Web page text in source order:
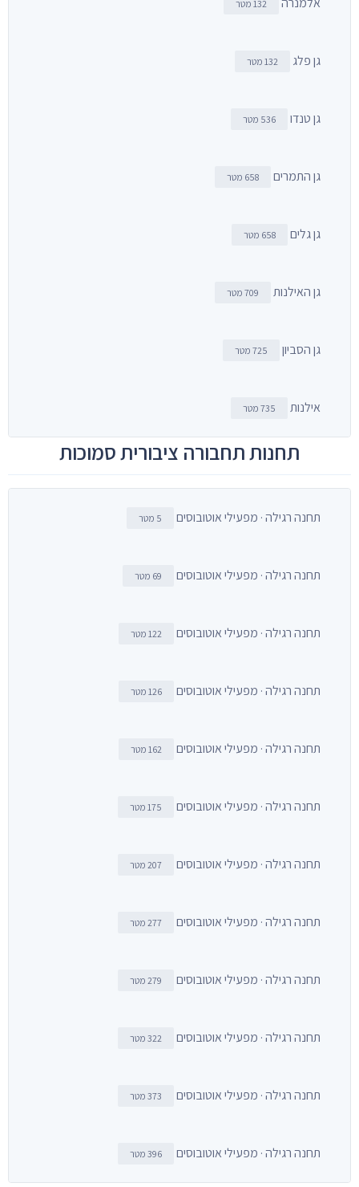
132 מטר
גן פלג 132 מטר
גן טנדו 536 מטר
גן התמרים 658 מטר
גן גלים 658 מטר
גן האילנות 709 מטר
גן הסביון 725 מטר
אילנות 735 מטר
תחנות תחבורה ציבורית סמוכות
תחנה רגילה · מפעילי אוטובוסים 5 מטר
תחנה רגילה · מפעילי אוטובוסים 69 מטר
תחנה רגילה · מפעילי אוטובוסים 122 מטר
תחנה רגילה · מפעילי אוטובוסים 126 מטר
תחנה רגילה · מפעילי אוטובוסים 162 מטר
תחנה רגילה · מפעילי אוטובוסים 175 מטר
תחנה רגילה · מפעילי אוטובוסים 207 מטר
תחנה רגילה · מפעילי אוטובוסים 277 מטר
תחנה רגילה · מפעילי אוטובוסים 279 מטר
תחנה רגילה · מפעילי אוטובוסים 322 מטר
תחנה רגילה · מפעילי אוטובוסים 373 מטר
תחנה רגילה · מפעילי אוטובוסים 396 מטר